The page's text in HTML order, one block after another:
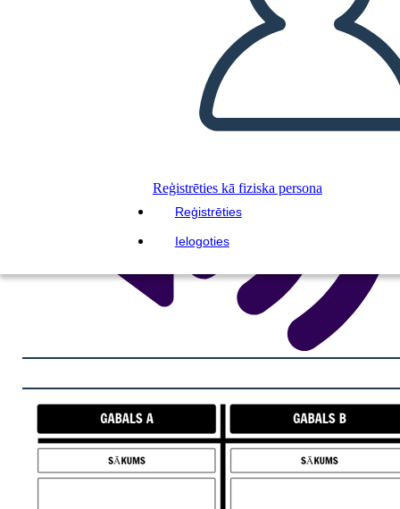
Reģistrēties kā fiziska persona
Reģistrēties
Ielogoties